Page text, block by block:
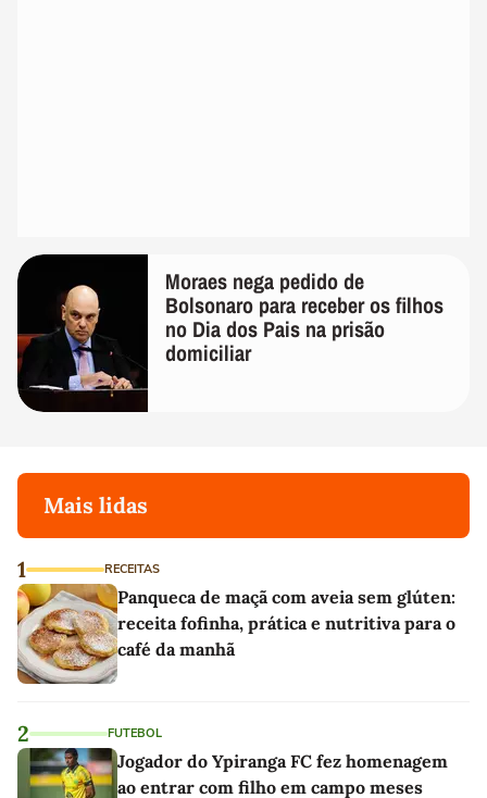
Moraes nega pedido de
Bolsonaro para receber os filhos
no Dia dos Pais na prisão
domiciliar
Mais lidas
1 RECEITAS
Panqueca de maçã com aveia sem glúten:
receita fofinha, prática e nutritiva para o
café da manhã
2 FUTEBOL
Jogador do Ypiranga FC fez homenagem
ao entrar com filho em campo meses